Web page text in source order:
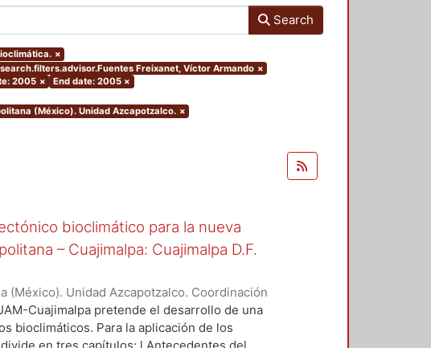
Search
×
Freixanet, Víctor Armando ×
2005 × End date: 2005 ×
(México). Unidad Azcapotzalco. ×
bioclimático para la nueva
– Cuajimalpa: Cuajimalpa D.F.
(México). Unidad Azcapotzalco. Coordinación
)Arreola Mora, Aquiles Marcos
Cuajimalpa pretende el desarrollo de una
bioclimáticos. Para la aplicación de los